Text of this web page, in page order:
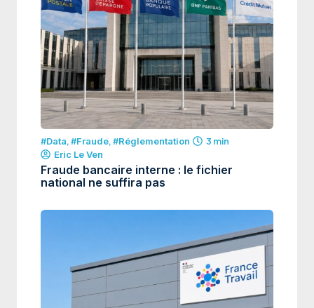
#Data,#Fraude,#Réglementation
3 min
Eric Le Ven
Fraude bancaire interne : le fichier
national ne suffira pas